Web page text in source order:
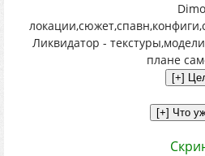
Ликвидатор -
плане